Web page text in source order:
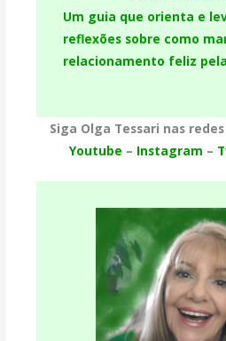
Um guia que orienta e
reflexões sobre como
relacionamento feliz
Siga Olga Tessari nas
Youtube – Instagram –